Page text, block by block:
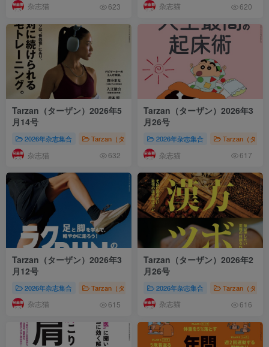
杂志猫 623 杂志猫 620
Tarzan（ターザン）2026年5
月14号
2026年杂志集合 Tarzan（ターザン） 株式会社マガジンハウス（
杂志猫 632
Tarzan（ターザン）2026年3
月26号
2026年杂志集合 Tarzan（ター
杂志猫 617
Tarzan（ターザン）2026年3
月12号
2026年杂志集合 Tarzan（ターザン） 株式会社マガジンハウス（
杂志猫 615
Tarzan（ターザン）2026年2
月26号
2026年杂志集合 Tarzan（ター
杂志猫 616